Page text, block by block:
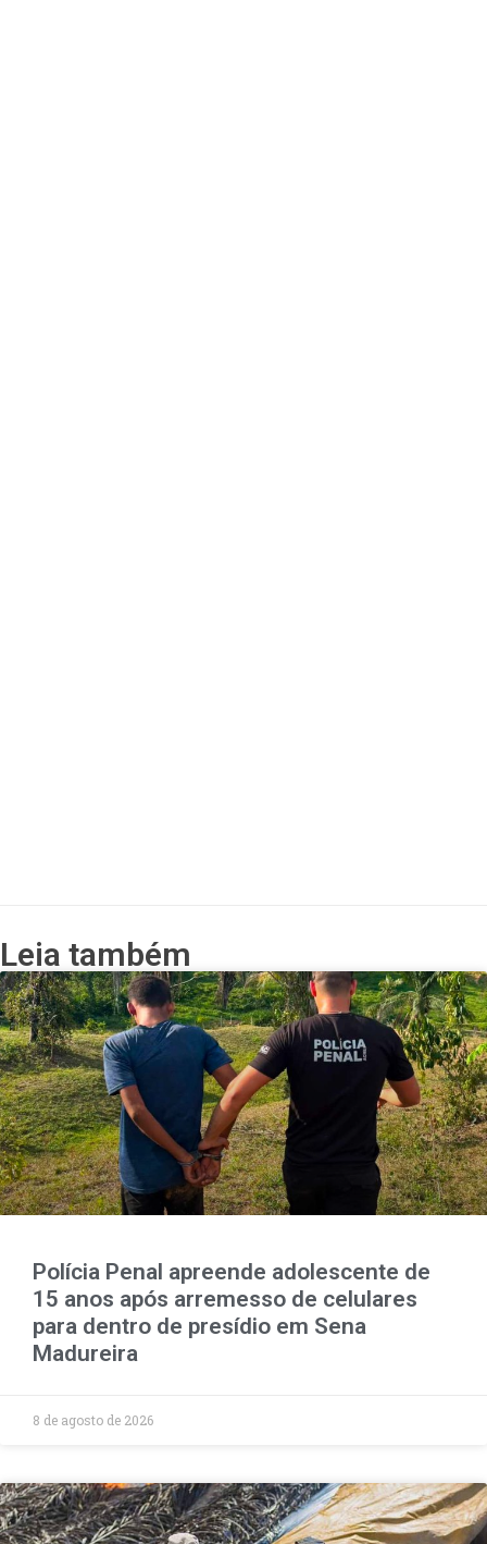
Leia também
Polícia Penal apreende adolescente de
15 anos após arremesso de celulares
para dentro de presídio em Sena
Madureira
8 de agosto de 2026